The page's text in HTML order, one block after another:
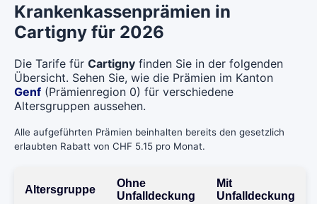
Krankenkassenprämien in
Cartigny für 2026
Die Tarife für Cartigny finden Sie in der folgenden
Übersicht. Sehen Sie, wie die Prämien im Kanton
Genf (Prämienregion 0) für verschiedene
Altersgruppen aussehen.
Alle aufgeführten Prämien beinhalten bereits den gesetzlich
erlaubten Rabatt von CHF 5.15 pro Monat.
Altersgruppe
Ohne
Unfalldeckung
Mit
Unfalldeckung